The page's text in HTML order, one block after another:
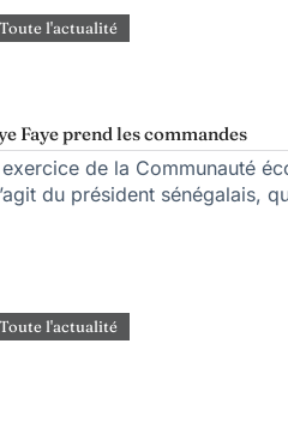
Toute l'actualité
Faye prend les commandes
de la Communauté
du président sénégalais,
Toute l'actualité